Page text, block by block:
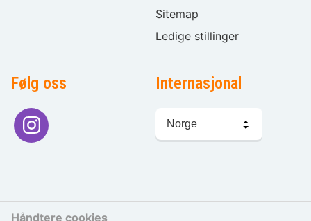
Sitemap
Ledige stillinger
Følg oss Internasjonal
Håndtere cookies